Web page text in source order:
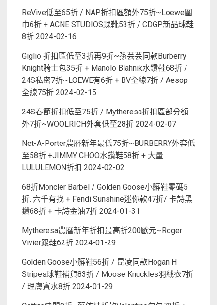
ReVive低至65折 / NAP折扣區額外75折~Loewe圍
巾6折 + ACNE STUDIOS踝靴53折 / CDGP新品球鞋
8折 2024-02-16
Giglio 折扣區低至3折再9折~孫芸芸同款Burberry
Knight騎士包35折 + Manolo Blahnik水鑽鞋68折 /
24S私密7折~LOEWE有6折 + BV全線7折 / Aesop
全線75折 2024-02-15
24S春節折扣低至75折 / Mytheresa折扣區部分額
外7折~WOOLRICH外套低至28折 2024-02-07
Net-A-Porter農曆新年最低75折~BURBERRY外套低
至58折 +JIMMY CHOO水鑽鞋58折 + 大量
LULULEMON折扣 2024-02-02
68折Moncler Barbel / Golden Goose小髒鞋零碼5
折. 六千有找 + Fendi Sunshine迷你款47折/ 卡詩黑
鑽68折 + 卡詩金油7折 2024-01-31
Mytheresa農曆新年折扣最高折200歐元~Roger
Vivier跟鞋62折 2024-01-29
Golden Goose小髒鞋56折 / 昆凌同款Hogan H
Stripes球鞋補貨83折 / Moose Knuckles羽絨衣7折
/ 理膚寶水8折 2024-01-29